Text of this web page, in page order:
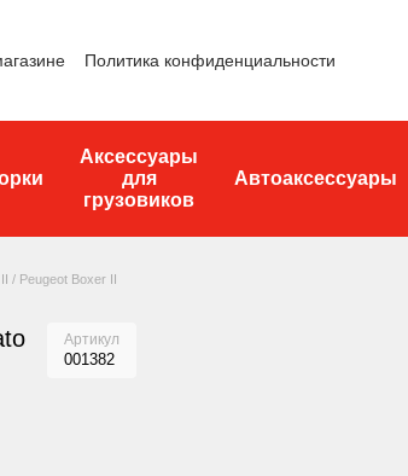
Политика конфиденциальности
Аксессуары
для
грузовиков
Автоаксессуары
/ Peugeot Boxer II
Артикул
001382